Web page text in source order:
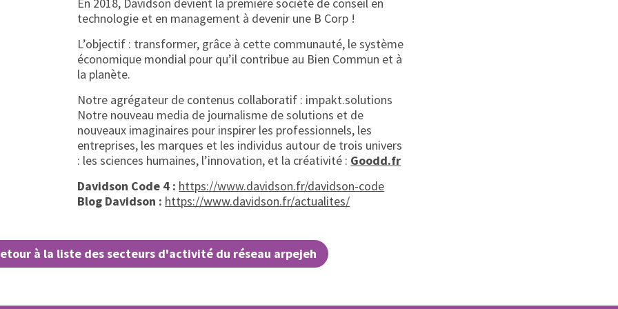
technologie et en management à devenir une B Corp !
L’objectif : transformer, grâce à cette communauté, le système
économique mondial pour qu’il contribue au Bien Commun et à
la planète.
Notre agrégateur de contenus collaboratif : impakt.solutions
Notre nouveau media de journalisme de solutions et de
nouveaux imaginaires pour inspirer les professionnels, les
entreprises, les marques et les individus autour de trois univers
: les sciences humaines, l’innovation, et la créativité : Goodd.fr
Davidson Code 4 : https://www.davidson.fr/davidson-code
Blog Davidson : https://www.davidson.fr/actualites/
à la liste des secteurs d'activité du réseau arpejeh